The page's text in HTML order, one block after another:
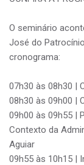
O seminário
José do
cronograma:
07h30 às 08h30 |
08h30 às 09h00 |
09h00 às 09h55 |
Contexto da
Aguiar
09h55 às 10h15 |